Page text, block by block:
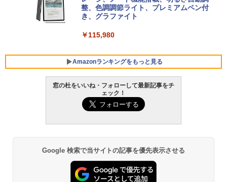
VWK3E15W_AZ
整、色調調節ライト、プレミアムペン付
き、グラファイト
￥115,980
Amazonランキングをもっと見る
窓の杜をいいね・フォローして最新記事をチ
ェック！
Google 検索で当サイトの記事を優先表示させる